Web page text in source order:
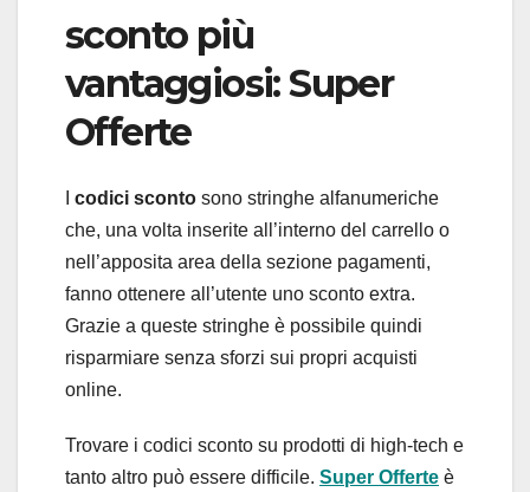
sconto più
vantaggiosi: Super
Offerte
codici sconto sono stringhe alfanumeriche
che, una volta inserite all’interno del carrello o
nell’apposita area della sezione pagamenti,
fanno ottenere all’utente uno sconto extra.
Grazie a queste stringhe è possibile quindi
risparmiare senza sforzi sui propri acquisti
online.
Trovare i codici sconto su prodotti di high-tech e
tanto altro può essere difficile. Super Offerte è